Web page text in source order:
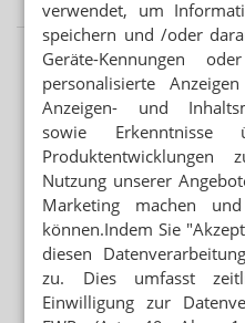
verwendet, um
speichern und /oder
Geräte-Kennungen
personalisierte
Anzeigen- und
sowie Erkenntnisse
Nutzung unserer
Marketing machen
können.Indem Sie
diesen
zu. Dies umfasst
Einwilligung zur